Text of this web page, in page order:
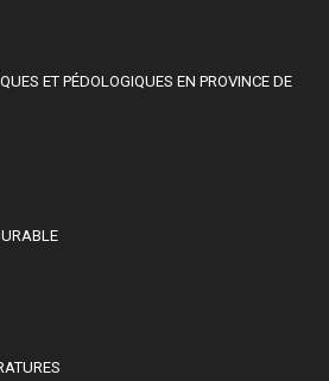
ET PÉDOLOGIQUES EN PROVINCE DE